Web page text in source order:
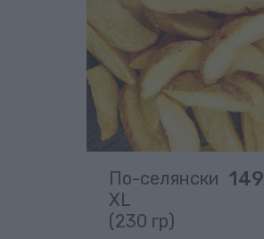
По-селянски
XL
(230 гр)
149